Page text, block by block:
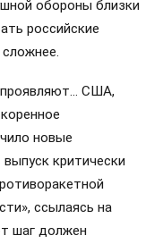
обороны близки
российские
США,
новые
критически
ссылаясь на
шаг должен